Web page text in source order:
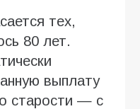
тех,
80 лет.
выплату
старости — с